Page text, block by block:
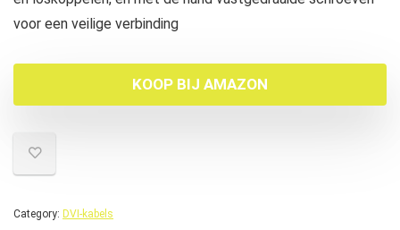
voor een veilige verbinding
KOOP BIJ AMAZON
Category: DVI-kabels